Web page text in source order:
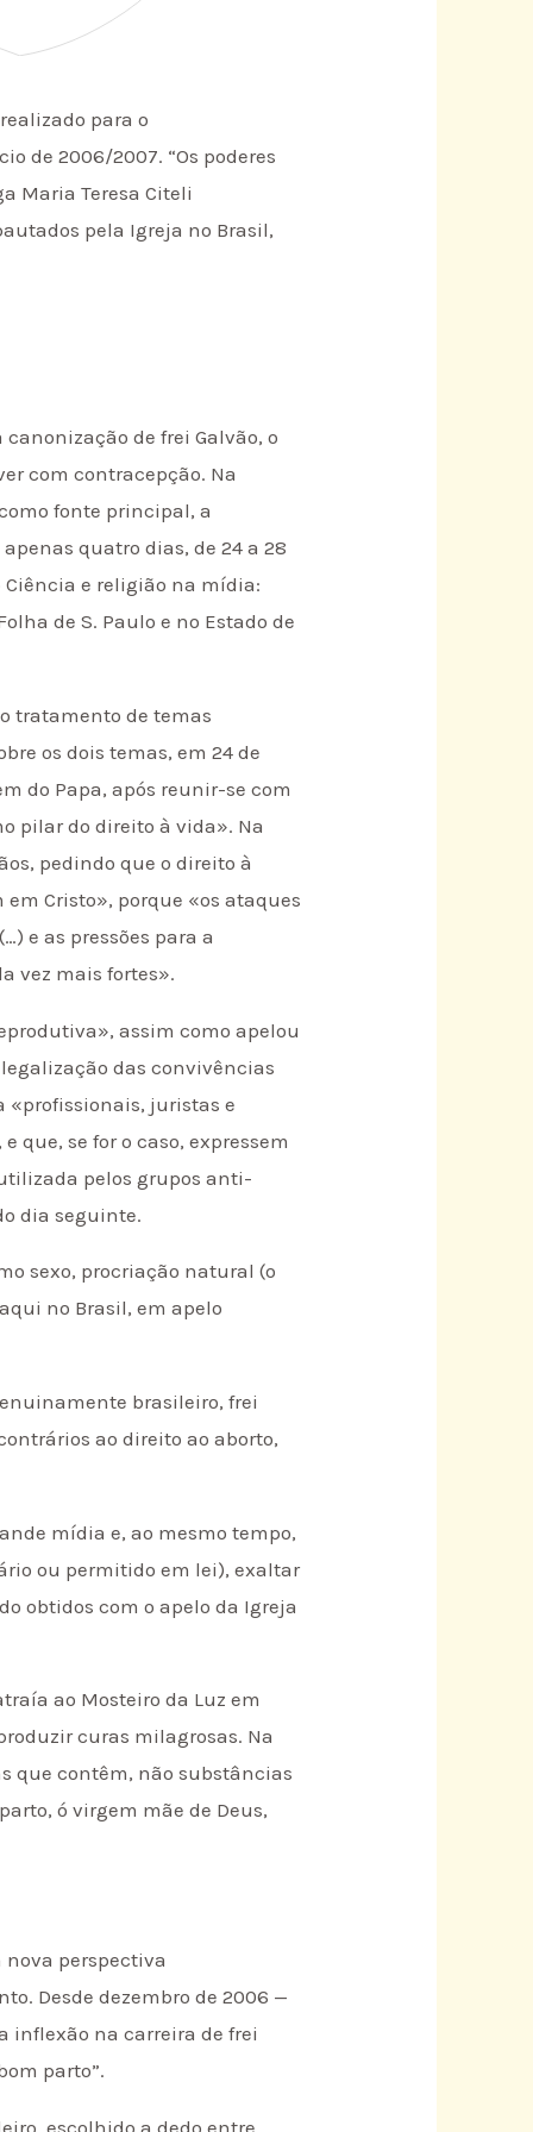
para o
de 2006/2007. “Os poderes
Maria Teresa Citeli
pela Igreja no Brasil,
de frei Galvão, o
com contracepção. Na
fonte principal, a
quatro dias, de 24 a 28
Ciência e religião na mídia:
de S. Paulo e no Estado de
tratamento de temas
os dois temas, em 24 de
do Papa, após reunir-se com
pilar do direito à vida». Na
pedindo que o direito à
Cristo», porque «os ataques
e as pressões para a
vez mais fortes».
assim como apelou
das convivências
«profissionais, juristas e
que, se for o caso, expressem
pelos grupos anti-
dia seguinte.
sexo, procriação natural (o
no Brasil, em apelo
brasileiro, frei
ao direito ao aborto,
mídia e, ao mesmo tempo,
ou permitido em lei), exaltar
obtidos com o apelo da Igreja
ao Mosteiro da Luz em
curas milagrosas. Na
que contêm, não substâncias
ó virgem mãe de Deus,
perspectiva
Desde dezembro de 2006 —
inflexão na carreira de frei
parto”.